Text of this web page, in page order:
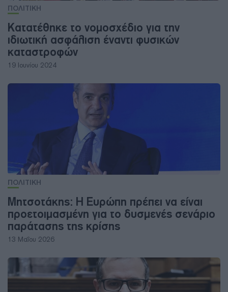
ΠΟΛΙΤΙΚΗ
Κατατέθηκε το νομοσχέδιο για την
ιδιωτική ασφάλιση έναντι φυσικών
καταστροφών
19 Ιουνίου 2024
ΠΟΛΙΤΙΚΗ
Μητσοτάκης: Η Ευρώπη πρέπει να είναι
προετοιμασμένη για το δυσμενές σενάριο
παράτασης της κρίσης
13 Μαΐου 2026